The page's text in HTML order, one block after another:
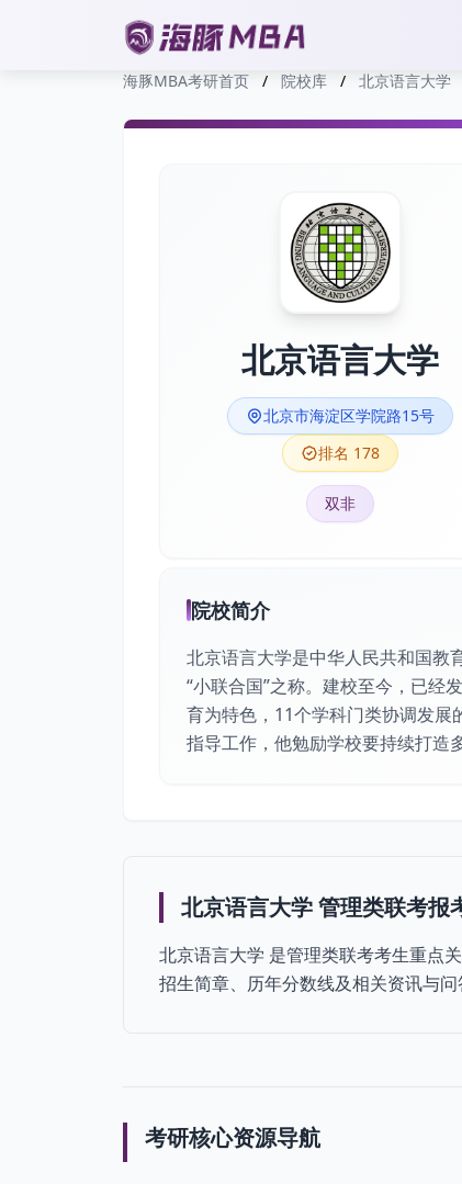
海豚MBA考研首页 / 院校库 / 北京语言大学
北京语言大学
北京市海淀区学院路15号
排名 178
双非
院校简介
北京语言大学是中华人民共和国教
“小联合国”之称。建校至今，已经
育为特色，11个学科门类协调发
指导工作，他勉励学校要持续打造
北京语言大学 管理类联考报
北京语言大学 是管理类联考考生重点
招生简章、历年分数线及相关资讯与
考研核心资源导航